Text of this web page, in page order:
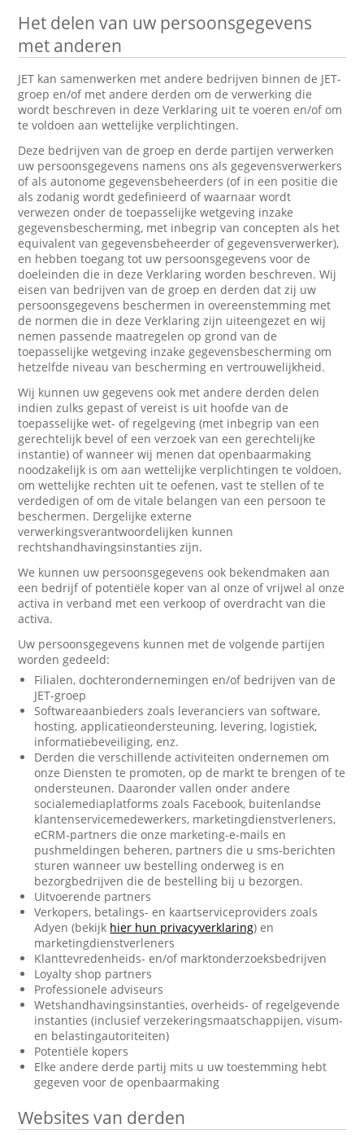
Het delen van uw persoonsgegevens
met anderen
JET kan samenwerken met andere bedrijven binnen de JET-
groep en/of met andere derden om de verwerking die
wordt beschreven in deze Verklaring uit te voeren en/of om
te voldoen aan wettelijke verplichtingen.
Deze bedrijven van de groep en derde partijen verwerken
uw persoonsgegevens namens ons als gegevensverwerkers
of als autonome gegevensbeheerders (of in een positie die
als zodanig wordt gedefinieerd of waarnaar wordt
verwezen onder de toepasselijke wetgeving inzake
gegevensbescherming, met inbegrip van concepten als het
equivalent van gegevensbeheerder of gegevensverwerker),
en hebben toegang tot uw persoonsgegevens voor de
doeleinden die in deze Verklaring worden beschreven. Wij
eisen van bedrijven van de groep en derden dat zij uw
persoonsgegevens beschermen in overeenstemming met
de normen die in deze Verklaring zijn uiteengezet en wij
nemen passende maatregelen op grond van de
toepasselijke wetgeving inzake gegevensbescherming om
hetzelfde niveau van bescherming en vertrouwelijkheid.
Wij kunnen uw gegevens ook met andere derden delen
indien zulks gepast of vereist is uit hoofde van de
toepasselijke wet- of regelgeving (met inbegrip van een
gerechtelijk bevel of een verzoek van een gerechtelijke
instantie) of wanneer wij menen dat openbaarmaking
noodzakelijk is om aan wettelijke verplichtingen te voldoen,
om wettelijke rechten uit te oefenen, vast te stellen of te
verdedigen of om de vitale belangen van een persoon te
beschermen. Dergelijke externe
verwerkingsverantwoordelijken kunnen
rechtshandhavingsinstanties zijn.
We kunnen uw persoonsgegevens ook bekendmaken aan
een bedrijf of potentiële koper van al onze of vrijwel al onze
activa in verband met een verkoop of overdracht van die
activa.
Uw persoonsgegevens kunnen met de volgende partijen
worden gedeeld:
Filialen, dochterondernemingen en/of bedrijven van de
JET-groep
Softwareaanbieders zoals leveranciers van software,
hosting, applicatieondersteuning, levering, logistiek,
informatiebeveiliging, enz.
Derden die verschillende activiteiten ondernemen om
onze Diensten te promoten, op de markt te brengen of te
ondersteunen. Daaronder vallen onder andere
socialemediaplatforms zoals Facebook, buitenlandse
klantenservicemedewerkers, marketingdienstverleners,
eCRM-partners die onze marketing-e-mails en
pushmeldingen beheren, partners die u sms-berichten
sturen wanneer uw bestelling onderweg is en
bezorgbedrijven die de bestelling bij u bezorgen.
Uitvoerende partners
Verkopers, betalings- en kaartserviceproviders zoals
Adyen (bekijk hier hun privacyverklaring) en
marketingdienstverleners
Klanttevredenheids- en/of marktonderzoeksbedrijven
Loyalty shop partners
Professionele adviseurs
Wetshandhavingsinstanties, overheids- of regelgevende
instanties (inclusief verzekeringsmaatschappijen, visum-
en belastingautoriteiten)
Potentiële kopers
Elke andere derde partij mits u uw toestemming hebt
gegeven voor de openbaarmaking
Websites van derden